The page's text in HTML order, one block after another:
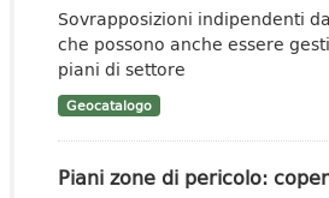
Sovrapposizioni indipendenti
che possono anche essere
piani di settore
Geocatalogo
Piani zone di pericolo: